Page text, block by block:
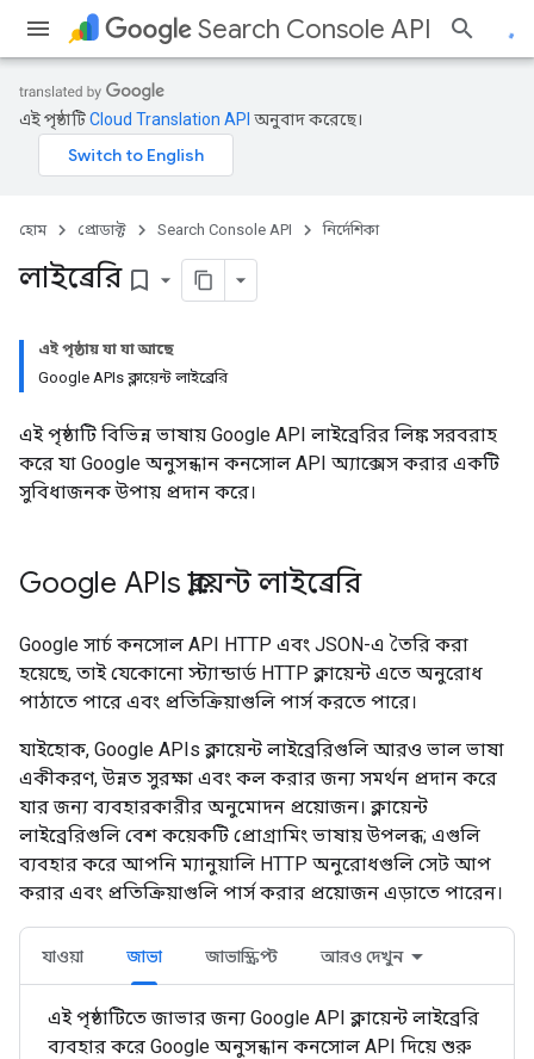
Search Console API
এই পৃষ্ঠাটিCloud Translation API অনুবাদ করেছে।
হোম প্রোডাক্ট Search Console API নির্দেশিকা
লাইব্রেরি bookmark_border
এই পৃষ্ঠায় যা যা আছে
Google APIs ক্লায়েন্ট লাইব্রেরি
এই পৃষ্ঠাটি বিভিন্ন ভাষায় Google API লাইব্রেরির লিঙ্ক সরবরাহ
করে যা Google অনুসন্ধান কনসোল API অ্যাক্সেস করার একটি
সুবিধাজনক উপায় প্রদান করে।
Google APIs ক্লায়েন্ট লাইব্রেরি
Google সার্চ কনসোল API HTTP এবং JSON-এ তৈরি করা
হয়েছে, তাই যেকোনো স্ট্যান্ডার্ড HTTP ক্লায়েন্ট এতে অনুরোধ
পাঠাতে পারে এবং প্রতিক্রিয়াগুলি পার্স করতে পারে।
যাইহোক, Google APIs ক্লায়েন্ট লাইব্রেরিগুলি আরও ভাল ভাষা
একীকরণ, উন্নত সুরক্ষা এবং কল করার জন্য সমর্থন প্রদান করে
যার জন্য ব্যবহারকারীর অনুমোদন প্রয়োজন। ক্লায়েন্ট
লাইব্রেরিগুলি বেশ কয়েকটি প্রোগ্রামিং ভাষায় উপলব্ধ; এগুলি
ব্যবহার করে আপনি ম্যানুয়ালি HTTP অনুরোধগুলি সেট আপ
করার এবং প্রতিক্রিয়াগুলি পার্স করার প্রয়োজন এড়াতে পারেন।
যাওয়া জাভা জাভাস্ক্রিপ্ট আরও দেখুন
এই পৃষ্ঠাটিতে জাভার জন্য Google API ক্লায়েন্ট লাইব্রেরি
ব্যবহার করে Google অনুসন্ধান কনসোল API দিয়ে শুরু